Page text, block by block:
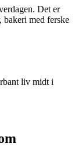
Det er
bakeri med ferske
liv midt i